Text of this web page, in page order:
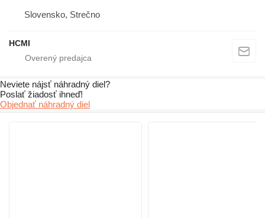
Slovensko, Strečno
HCMI
Neviete nájsť náhradný diel?
Poslať žiadosť ihneď!
Objednať náhradný diel